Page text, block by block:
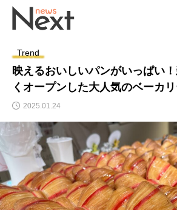
Trend
映えるおいしいパンがいっぱい
くオープンした大人気のベーカ
2025.01.24